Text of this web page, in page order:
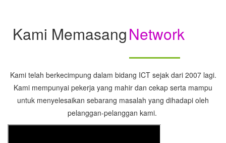
Kami MemasangNetwork
Kami telah berkecimpung dalam bidang ICT sejak dari 2007 lagi.
Kami mempunyai pekerja yang mahir dan cekap serta mampu
untuk menyelesaikan sebarang masalah yang dihadapi oleh
pelanggan-pelanggan kami.